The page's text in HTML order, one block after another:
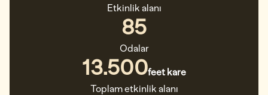
Etkinlik alanı
85
Odalar
13.500feet kare
Feet Kare
Toplam etkinlik alanı